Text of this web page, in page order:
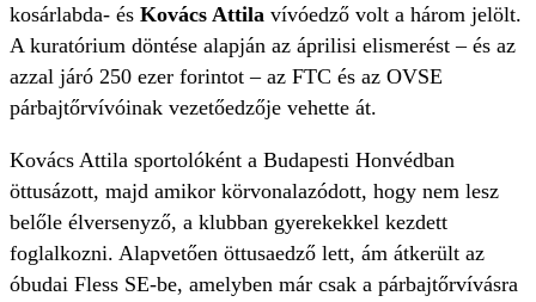
kosárlabda- és Kovács Attila vívóedző volt a három jelölt.
A kuratórium döntése alapján az áprilisi elismerést – és az
azzal járó 250 ezer forintot – az FTC és az OVSE
párbajtőrvívóinak vezetőedzője vehette át.
Kovács Attila sportolóként a Budapesti Honvédban
öttusázott, majd amikor körvonalazódott, hogy nem lesz
belőle élversenyző, a klubban gyerekekkel kezdett
foglalkozni. Alapvetően öttusaedző lett, ám átkerült az
óbudai Fless SE-be, amelyben már csak a párbajtőrvívásra